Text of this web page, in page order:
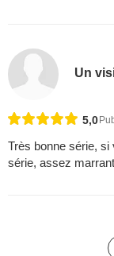
Un
5,0
Très bonne série,
série, assez